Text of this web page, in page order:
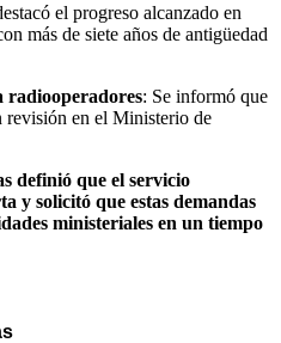
el progreso alcanzado en
más de siete años de antigüedad
radiooperadores: Se informó que
revisión en el Ministerio de
definió que el servicio
y solicitó que estas demandas
ministeriales en un tiempo